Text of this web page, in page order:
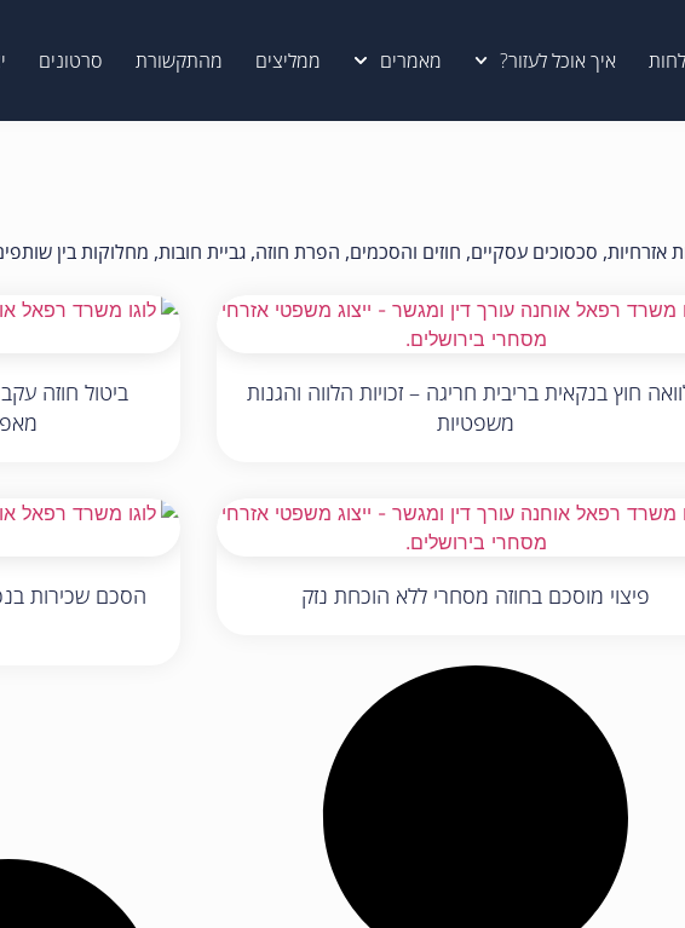
איך אוכל לעזור? מאמרים ממליצים מהתקשורת סרטונים
סכסוכים עסקיים, חוזים והסכמים, הפרת חוזה, גביית חובות, מחלוקות בין
חוץ בנקאית בריבית חריגה – זכויות הלווה והגנות
משפטיות
ביטול חוזה
פיצוי מוסכם בחוזה מסחרי ללא הוכחת נזק
הסכם שכירות